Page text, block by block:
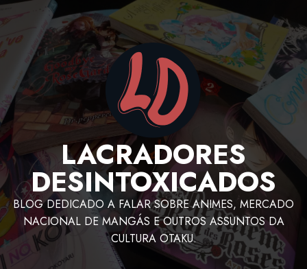
LACRADORES
DESINTOXICADOS
BLOG DEDICADO A FALAR SOBRE ANIMES, MERCADO
NACIONAL DE MANGÁS E OUTROS ASSUNTOS DA
CULTURA OTAKU.